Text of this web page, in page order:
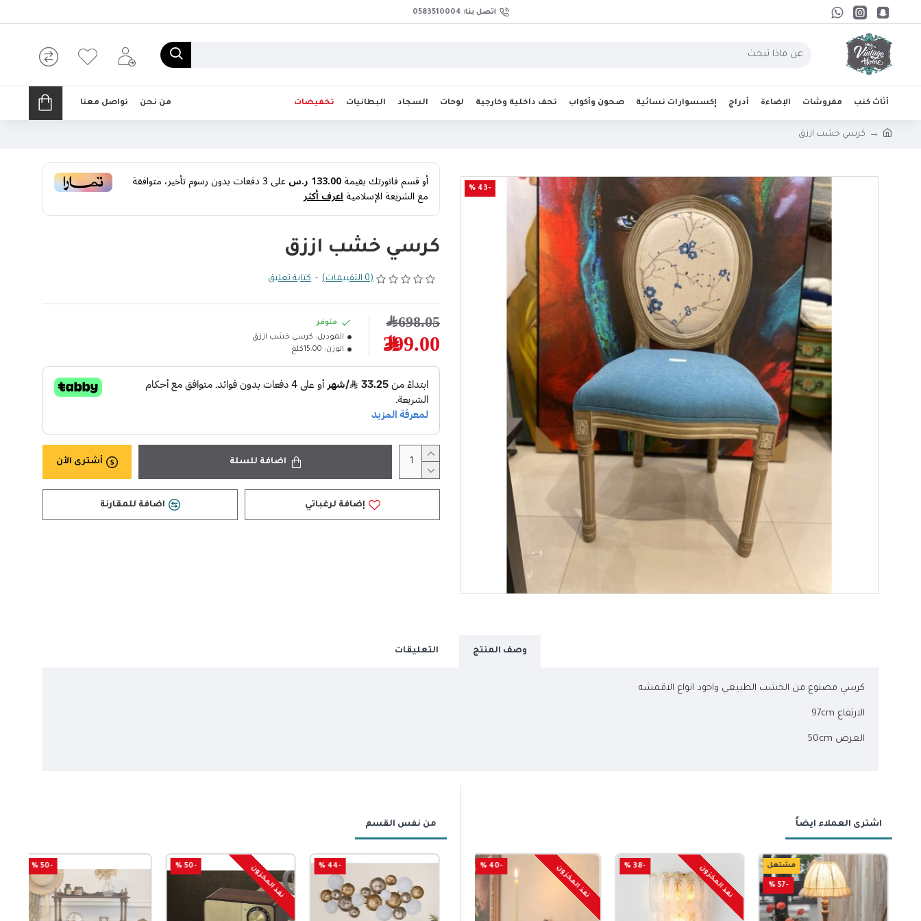
اتصل بنا: 0583510004
أثاث كنب مفروشات الإضاءة أدراج إكسسوارات نسائية صحون وأكواب تحف داخلية وخارجية لوحات السجاد البطانيات تخفيضات من نحن تواصل معنا
كرسي خشب اززق
-43 % أو قسم فاتورتك بقيمة133.00 ر.س على3دفعات بدون رسوم تأخير، متوافقة
مع الشريعة الإسلاميةاعرف أكثر
كرسي خشب اززق
(0 التقييمات) - كتابة تعليق
399.00﷼
698.05﷼
متوفر
الموديل: كرسي خشب اززق
الوزن: 15.00كلغ
اضافة للسلة أشترى الأن
إضافة لرغباتي اضافة للمقارنة
وصف المنتج التعليقات
كرسي مصنوع من الخشب الطبيعي واجود انواع الاقمشه
الارتفاع 97cm
العرض 50cm
اشترى العملاء ايضاً
مشتعل نفذ المخزون نفذ المخزون
من نفس القسم
-46 % نفذ المخزون -60 % نفذ المخزون